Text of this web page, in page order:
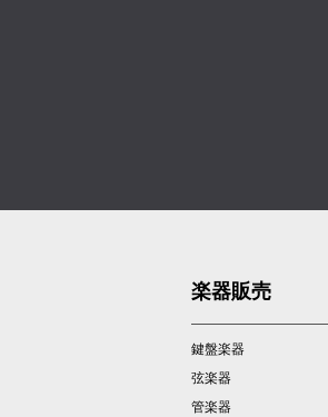
楽器販売
鍵盤楽器
弦楽器
管楽器